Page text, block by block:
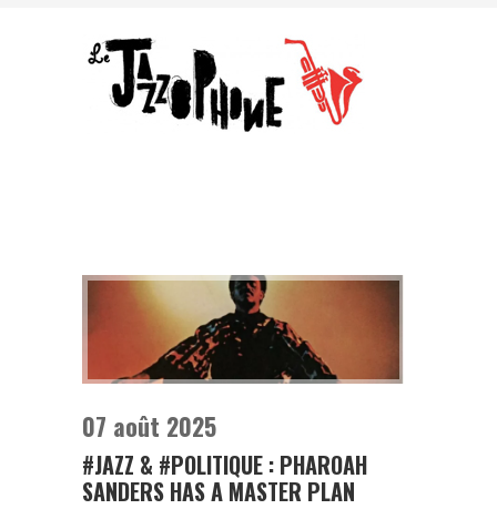
07 août 2025
#JAZZ & #POLITIQUE : PHAROAH
SANDERS HAS A MASTER PLAN